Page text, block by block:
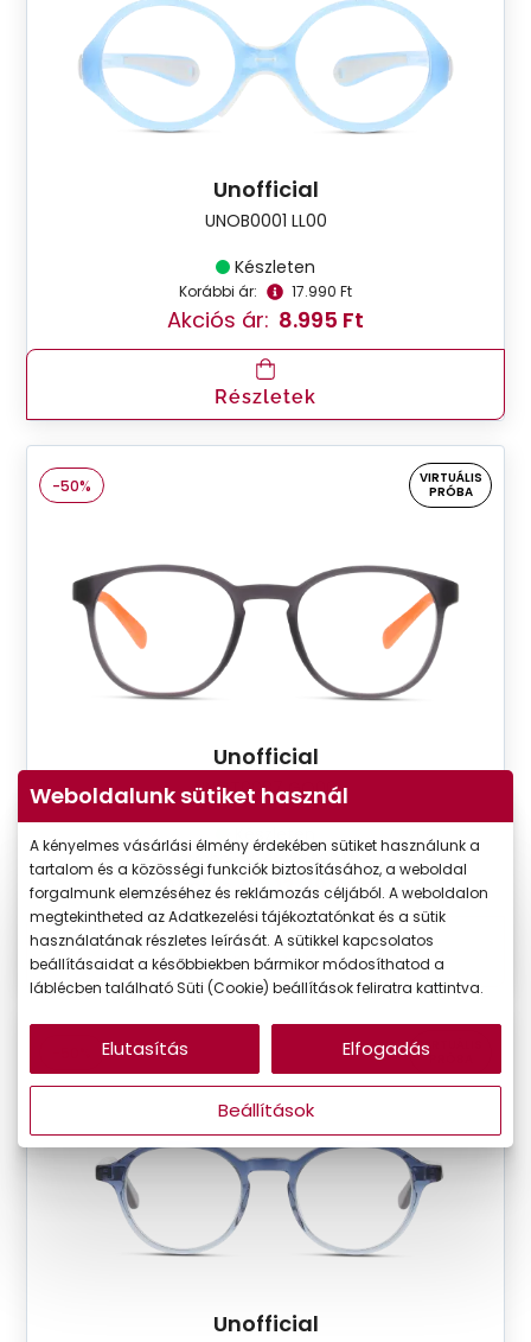
Unofficial
UNOB0001 LL00
Készleten
Korábbi ár: 17.990 Ft
Akciós ár: 8.995 Ft
Részletek
-50%
VIRTUÁLIS
PRÓBA
Unofficial
UNOT0087 GO00
Készleten
Korábbi ár: 26.990 Ft
Akciós ár: 13.495 Ft
Részletek
VIRTUÁLIS
PRÓBA
Unofficial
Weboldalunk sütiket használ
A kényelmes vásárlási élmény érdekében sütiket használunk a
tartalom és a közösségi funkciók biztosításához, a weboldal
forgalmunk elemzéséhez és reklámozás céljából. A weboldalon
megtekintheted az Adatkezelési tájékoztatónkat és a sütik
használatának részletes leírását. A sütikkel kapcsolatos
beállításaidat a későbbiekben bármikor módosíthatod a
láblécben található Süti (Cookie) beállítások feliratra kattintva.
Beállítások
Elutasítás Elfogadás